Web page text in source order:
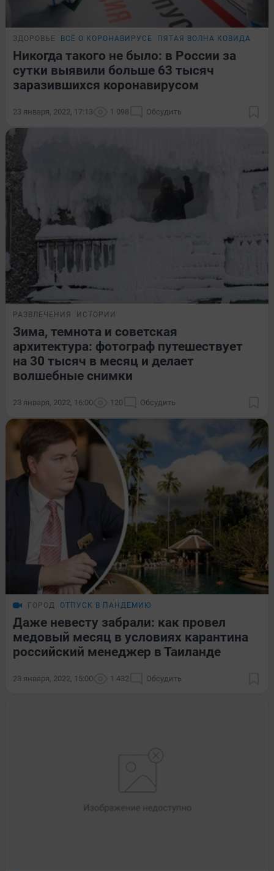
ЗДОРОВЬЕ ВСЁ О КОРОНАВИРУСЕ ПЯТАЯ ВОЛНА КОВИДА
Никогда такого не было: в России за
сутки выявили больше 63 тысяч
заразившихся коронавирусом
23 января, 2022, 17:13 1 098 Обсудить
РАЗВЛЕЧЕНИЯ ИСТОРИИ
Зима, темнота и советская
архитектура: фотограф путешествует
на 30 тысяч в месяц и делает
волшебные снимки
23 января, 2022, 16:00 120 Обсудить
ГОРОД ОТПУСК В ПАНДЕМИЮ
Даже невесту забрали: как провел
медовый месяц в условиях карантина
российский менеджер в Таиланде
23 января, 2022, 15:00 1 432 Обсудить